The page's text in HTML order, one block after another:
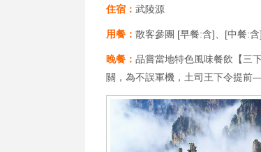
住宿： 武陵源
用餐： 散客參團 [早餐:含]、[中餐:含
晚餐： 品嘗當地特色風味餐飲【三
關，為不誤軍機，土司王下令提前—